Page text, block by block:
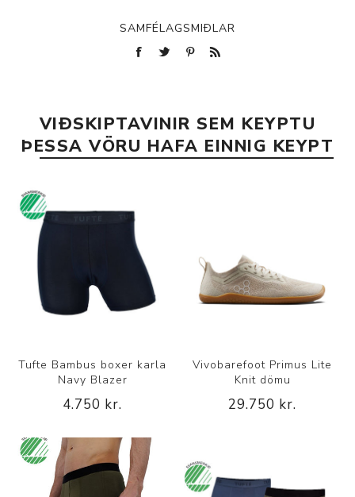
SAMFÉLAGSMIÐLAR
VIÐSKIPTAVINIR SEM KEYPTU
ÞESSA VÖRU HAFA EINNIG KEYPT
Tufte Bambus boxer karla
Navy Blazer
4.750 kr.
Vivobarefoot Primus Lite
Knit dömu
29.750 kr.